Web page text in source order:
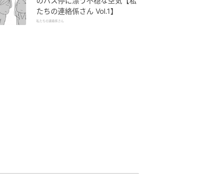
たちの連絡係さん Vol.1】
私たちの連絡係さん